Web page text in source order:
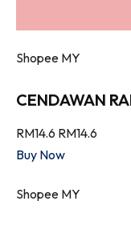
Shopee MY
CENDAWAN
RM14.6 RM14.6
Buy Now
Shopee MY